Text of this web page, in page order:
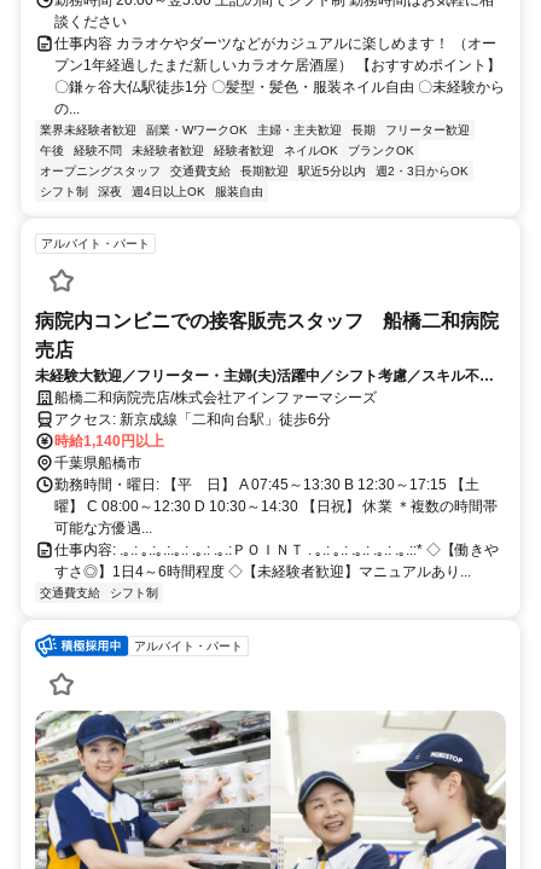
談ください
仕事内容 カラオケやダーツなどがカジュアルに楽しめます！ （オー
プン1年経過したまだ新しいカラオケ居酒屋） 【おすすめポイント】
〇鎌ヶ谷大仏駅徒歩1分 〇髪型・髪色・服装ネイル自由 〇未経験から
の...
業界未経験者歓迎 副業・WワークOK 主婦・主夫歓迎 長期
フリーター歓迎
午後
経験不問 未経験者歓迎 経験者歓迎 ネイルOK
ブランクOK
オープニングスタッフ
交通費支給 長期歓迎 駅近5分以内
週2・3日からOK
シフト制
深夜 週4日以上OK 服装自由
アルバイト・パート
病院内コンビニでの接客販売スタッフ 船橋二和病院
売店
未経験大歓迎／フリーター・主婦(夫)活躍中／シフト考慮／スキル不問
／ブランクOK
船橋二和病院売店/株式会社アインファーマシーズ
アクセス: 新京成線「二和向台駅」徒歩6分
時給1,140円以上
千葉県船橋市
勤務時間・曜日: 【平 日】 A 07:45～13:30 B 12:30～17:15 【土
曜】 C 08:00～12:30 D 10:30～14:30 【日祝】 休業 ＊複数の時間帯
可能な方優遇...
仕事内容: .｡.: ｡.:｡.:.｡.: .｡.: .｡.:ＰＯＩＮＴ . ｡.: ｡.: .｡.: .｡.: .｡.::* ◇【働きや
すさ◎】1日4～6時間程度 ◇【未経験者歓迎】マニュアルあり...
交通費支給 シフト制
アルバイト・パート